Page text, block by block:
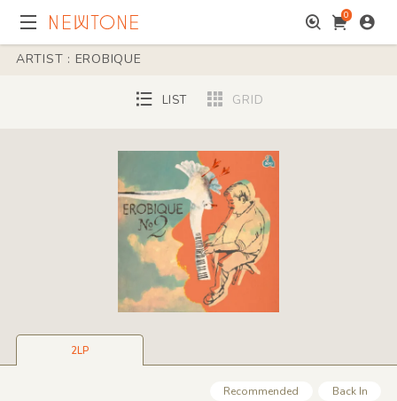
0
ARTIST : EROBIQUE
LIST GRID
2LP
Recommended Back In